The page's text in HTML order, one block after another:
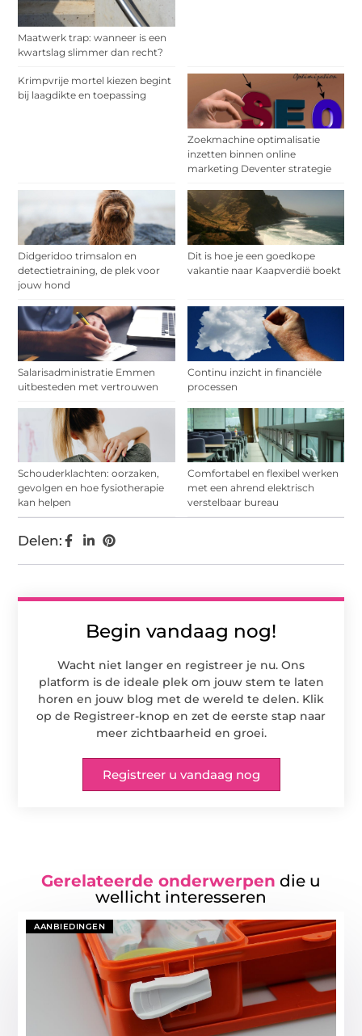
Maatwerk trap: wanneer is een
kwartslag slimmer dan recht?
Krimpvrije mortel kiezen begint
bij laagdikte en toepassing
Zoekmachine optimalisatie
inzetten binnen online
marketing Deventer strategie
Didgeridoo trimsalon en
detectietraining, de plek voor
jouw hond
Dit is hoe je een goedkope
vakantie naar Kaapverdië boekt
Salarisadministratie Emmen
uitbesteden met vertrouwen
Continu inzicht in financiële
processen
Schouderklachten: oorzaken,
gevolgen en hoe fysiotherapie
kan helpen
Comfortabel en flexibel werken
met een ahrend elektrisch
verstelbaar bureau
Begin vandaag nog!
Wacht niet langer en registreer je nu. Ons
platform is de ideale plek om jouw stem te laten
horen en jouw blog met de wereld te delen. Klik
op de Registreer-knop en zet de eerste stap naar
meer zichtbaarheid en groei.
Registreer u vandaag nog
Delen:
Gerelateerde onderwerpen die u
wellicht interesseren
AANBIEDINGEN